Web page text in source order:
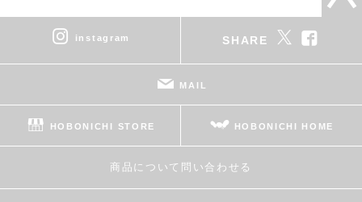
instagram SHARE
MAIL
HOBONICHI STORE HOBONICHI HOME
商品について問い合わせる